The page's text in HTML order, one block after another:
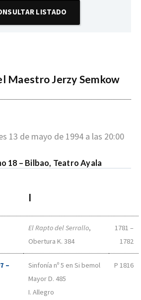
LISTADO
Maestro Jerzy Semkow
13 de mayo de 1994 a las 20:00
18 – Bilbao, Teatro Ayala
I
El Rapto del Serrallo,
Obertura K. 384
1781 –
1782
–
Sinfonía nº 5 en Si bemol
Mayor D. 485
I. Allegro
P 1816